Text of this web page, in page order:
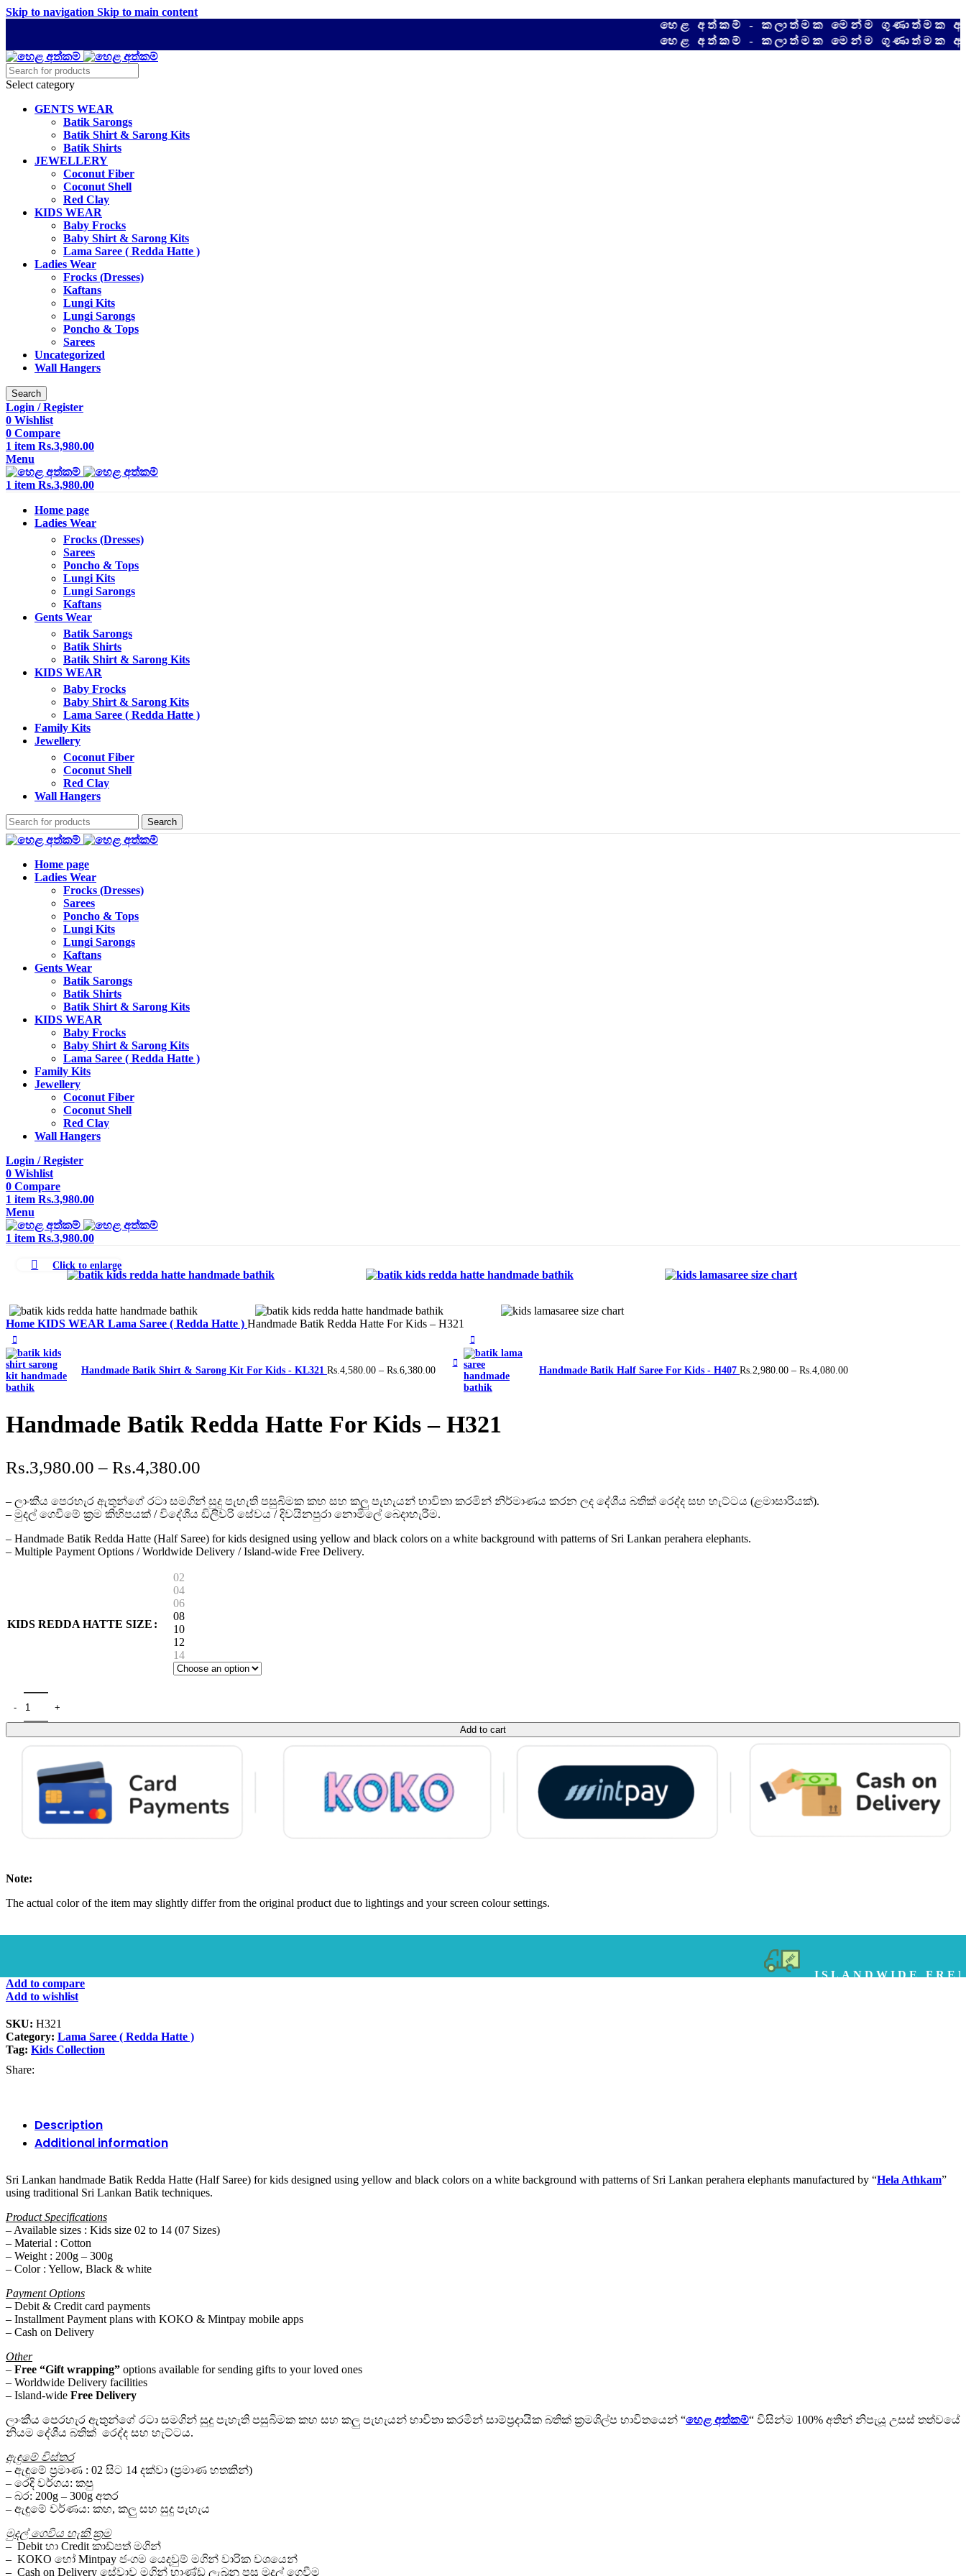
Skip to navigation Skip to main content
හෙළ අත්කම් - කලාත්මක මෙන්ම ගුණාත්මක අපේම
හෙළ අත්කම් - කලාත්මක මෙන්ම ගුණාත්මක අපේම
Select category
GENTS WEAR
Batik Sarongs
Batik Shirt & Sarong Kits
Batik Shirts
JEWELLERY
Coconut Fiber
Coconut Shell
Red Clay
KIDS WEAR
Baby Frocks
Baby Shirt & Sarong Kits
Lama Saree ( Redda Hatte )
Ladies Wear
Frocks (Dresses)
Kaftans
Lungi Kits
Lungi Sarongs
Poncho & Tops
Sarees
Uncategorized
Wall Hangers
Search
Login / Register
0 Wishlist
0 Compare
1 item Rs.3,980.00
Menu
1 item Rs.3,980.00
Home page
Ladies Wear
Frocks (Dresses)
Sarees
Poncho & Tops
Lungi Kits
Lungi Sarongs
Kaftans
Gents Wear
Batik Sarongs
Batik Shirts
Batik Shirt & Sarong Kits
KIDS WEAR
Baby Frocks
Baby Shirt & Sarong Kits
Lama Saree ( Redda Hatte )
Family Kits
Jewellery
Coconut Fiber
Coconut Shell
Red Clay
Wall Hangers
Search
Home page
Ladies Wear
Frocks (Dresses)
Sarees
Poncho & Tops
Lungi Kits
Lungi Sarongs
Kaftans
Gents Wear
Batik Sarongs
Batik Shirts
Batik Shirt & Sarong Kits
KIDS WEAR
Baby Frocks
Baby Shirt & Sarong Kits
Lama Saree ( Redda Hatte )
Family Kits
Jewellery
Coconut Fiber
Coconut Shell
Red Clay
Wall Hangers
Login / Register
0 Wishlist
0 Compare
1 item Rs.3,980.00
Menu
1 item Rs.3,980.00
Click to enlarge
Home KIDS WEAR Lama Saree ( Redda Hatte ) Handmade Batik Redda Hatte For Kids – H321
Handmade Batik Shirt & Sarong Kit For Kids - KL321 Rs.4,580.00 – Rs.6,380.00Price
Rs.4,580.00
Rs.6,380.00
Handmade Batik Half Saree For Kids - H407 Rs.2,980.00 – Rs.4,080.00Price
Handmade Batik Redda Hatte For Kids – H321
Rs.3,980.00 – Rs.4,380.00
Rs.3,980.00
Rs.4,380.00
– ලාංකීය පෙරහැර ඇතුන්ගේ රටා සමගින් සුදු පැහැති පසුබිමක කහ සහ කලු පැහැයන් භාවිතා කරමින් නිර්මාණය කරන ලද දේශීය බතික් රෙද්ද සහ හැට්ටය (ළමාසාරියක්).
– මුදල් ගෙවීමේ ක්‍රම කිහිපයක් / විදේශීය ඩිලිවරි සේවය / දිවයිනපුරා නොමිලේ බෙදාහැරීම.
– Handmade Batik Redda Hatte (Half Saree) for kids designed using yellow and black colors on a white background with patterns of Sri Lankan perahera elephants.
– Multiple Payment Options / Worldwide Delivery / Island-wide Free Delivery.
KIDS REDDA HATTE SIZE
02
04
06
08
10
12
14
Handmade Batik Redda Hatte For Kids - H321 quantity
Add to cart
Note:
The actual color of the item may slightly differ from the original product due to lightings and your screen colour settings.
ISLANDWIDE FREE
Add to compare
Add to wishlist
SKU: H321
Category: Lama Saree ( Redda Hatte )
Tag: Kids Collection
Share:
Description
Additional information
Sri Lankan handmade Batik Redda Hatte (Half Saree) for kids designed using yellow and black colors on a white background with patterns of Sri Lankan perahera elephants manufactured by “Hela Athkam”
using traditional Sri Lankan Batik techniques.
Product Specifications
– Available sizes : Kids size 02 to 14 (07 Sizes)
– Material : Cotton
– Weight : 200g – 300g
– Color : Yellow, Black & white
Payment Options
– Debit & Credit card payments
– Installment Payment plans with KOKO & Mintpay mobile apps
– Cash on Delivery
Other
– Free “Gift wrapping” options available for sending gifts to your loved ones
– Worldwide Delivery facilities
– Island-wide Free Delivery
ලාංකීය පෙරහැර ඇතුන්ගේ රටා සමගින් සුදු පැහැති පසුබිමක කහ සහ කලු පැහැයන් භාවිතා කරමින් සාම්ප්‍රදායික බතික් ක්‍රමශිල්ප භාවිතයෙන් “හෙළ අත්කම්“ විසින්ම 100% අතින් නිපැයූ උසස් තත්වයේ
නියම දේශීය බතික් රෙද්ද සහ හැට්ටය.
ඇඳුමේ විස්තර
– ඇඳුමේ ප්‍රමාණ : 02 සිට 14 දක්වා (ප්‍රමාණ හතකින්)
– රෙදි වර්ගය: කපු
– බර: 200g – 300g අතර
– ඇඳුමේ වර්ණය: කහ, කලු සහ සුදු පැහැය
මුදල් ගෙවිය හැකි ක්‍රම
– Debit හා Credit කාඩ්පත් මගින්
– KOKO හෝ Mintpay ජංගම යෙදවුම් මගින් වාරික වශයෙන්
– Cash on Delivery සේවාව මගින් භාණ්ඩ ලැබුනු පසු මුදල් ගෙවීම